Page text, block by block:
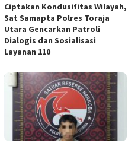
Ciptakan Kondusifitas Wilayah,
Sat Samapta Polres Toraja
Utara Gencarkan Patroli
Dialogis dan Sosialisasi
Layanan 110